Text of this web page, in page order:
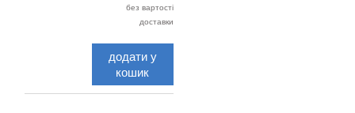
без вартості
доставки
додати у
кошик